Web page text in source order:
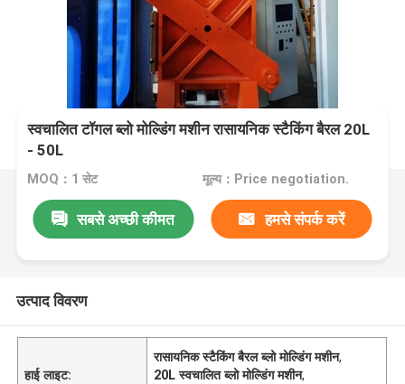
स्वचालित टॉगल ब्लो मोल्डिंग मशीन रासायनिक स्टैकिंग बैरल 20L
- 50L
MOQ：1 सेट मूल्य：Price negotiation.
सबसे अच्छी कीमत हमसे संपर्क करें
उत्पाद विवरण
हाई लाइट:
रासायनिक स्टैकिंग बैरल ब्लो मोल्डिंग मशीन,
20L स्वचालित ब्लो मोल्डिंग मशीन,